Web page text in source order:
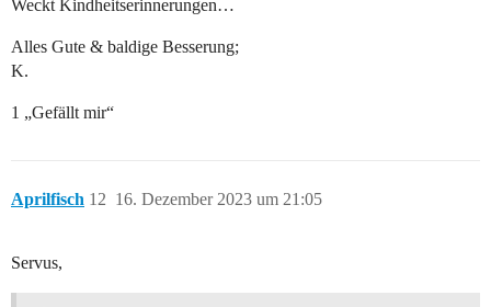
Weckt Kindheitserinnerungen…
Alles Gute & baldige Besserung;
K.
1 „Gefällt mir“
Aprilfisch 16. Dezember 2023 um 21:05
12
Servus,